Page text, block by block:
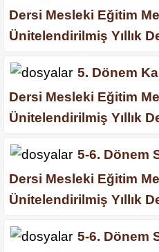
Dersi Mesleki Eğitim
Ünitelendirilmiş Yıllık
5. Dönem
Dersi Mesleki Eğitim
Ünitelendirilmiş Yıllık
5-6. Dönem
Dersi Mesleki Eğitim
Ünitelendirilmiş Yıllık
5-6. Dönem